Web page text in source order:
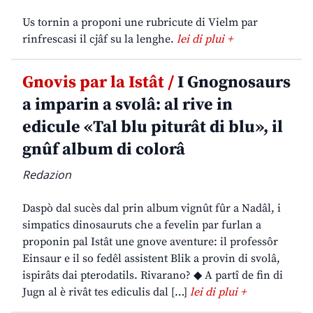
Us tornin a proponi une rubricute di Vielm par
rinfrescasi il cjâf su la lenghe. lei di plui +
Gnovis par la Istât /I Gnognosaurs
a imparin a svolâ: al rive in
edicule «Tal blu piturât di blu», il
gnûf album di colorâ
Redazion
Daspò dal sucès dal prin album vignût fûr a Nadâl, i
simpatics dinosauruts che a fevelin par furlan a
proponin pal Istât une gnove aventure: il professôr
Einsaur e il so fedêl assistent Blik a provin di svolâ,
ispirâts dai pterodatils. Rivarano? ◆ A partî de fin di
Jugn al è rivât tes ediculis dal […] lei di plui +